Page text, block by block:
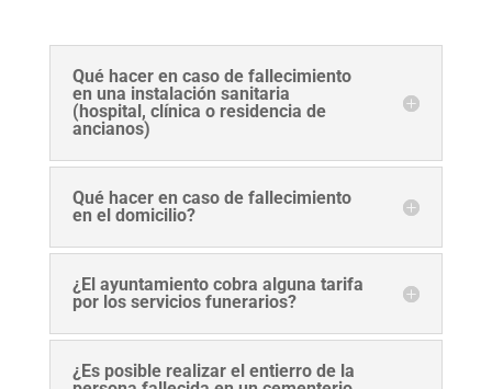
Qué hacer en caso de fallecimiento
en una instalación sanitaria
(hospital, clínica o residencia de
ancianos)
Qué hacer en caso de fallecimiento
en el domicilio?
¿El ayuntamiento cobra alguna tarifa
por los servicios funerarios?
¿Es posible realizar el entierro de la